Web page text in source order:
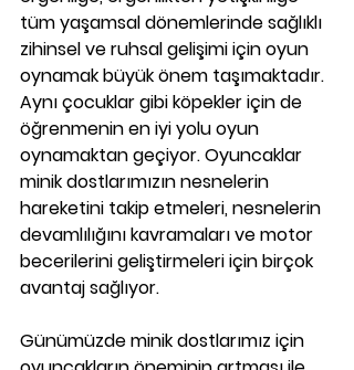
tüm yaşamsal dönemlerinde sağlıklı
zihinsel ve ruhsal gelişimi için oyun
oynamak büyük önem taşımaktadır.
Aynı çocuklar gibi köpekler için de
öğrenmenin en iyi yolu oyun
oynamaktan geçiyor. Oyuncaklar
minik dostlarımızın nesnelerin
hareketini takip etmeleri, nesnelerin
devamlılığını kavramaları ve motor
becerilerini geliştirmeleri için birçok
avantaj sağlıyor.
Günümüzde minik dostlarımız için